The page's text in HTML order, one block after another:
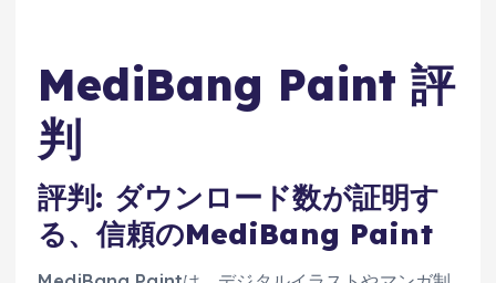
MediBang Paint 評
判
評判: ダウンロード数が証明す
る、信頼のMediBang Paint